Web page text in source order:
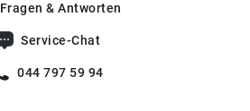
Fragen & Antworten
Service-Chat
044 797 59 94